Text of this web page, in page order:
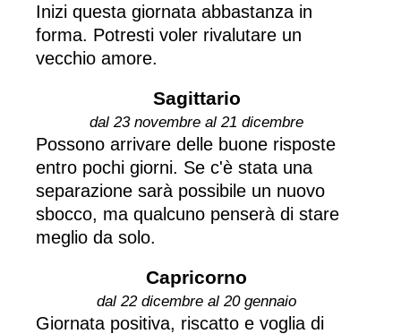
Inizi questa giornata abbastanza in
forma. Potresti voler rivalutare un
vecchio amore.
Sagittario
dal 23 novembre al 21 dicembre
Possono arrivare delle buone risposte
entro pochi giorni. Se c'è stata una
separazione sarà possibile un nuovo
sbocco, ma qualcuno penserà di stare
meglio da solo.
Capricorno
dal 22 dicembre al 20 gennaio
Giornata positiva, riscatto e voglia di